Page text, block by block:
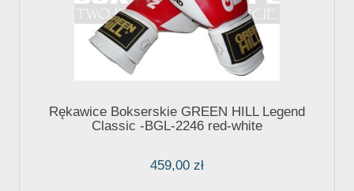
Rękawice Bokserskie GREEN HILL Legend
Classic -BGL-2246 red-white
459,00 zł